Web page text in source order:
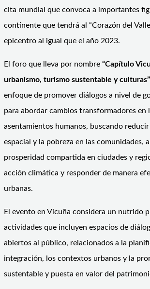
cita mundial que convoca a importantes
continente que tendrá al “Corazón del
epicentro al igual que el año 2023.
El foro que lleva por nombre “Capítulo
urbanismo, turismo sustentable y culturas”
enfoque de promover diálogos a nivel de
para abordar cambios transformadores en
asentamientos humanos, buscando
espacial y la pobreza en las comunidades,
prosperidad compartida en ciudades y
acción climática y responder de manera
urbanas.
El evento en Vicuña considera un nutrido
actividades que incluyen espacios de
abiertos al público, relacionados a la
integración, los contextos urbanos y la
sustentable y puesta en valor del